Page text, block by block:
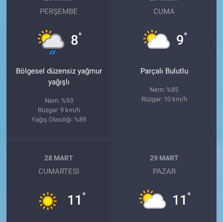
PERŞEMBE
8°
Bölgesel düzensiz yağmur
yağışlı
Nem: %93
Rüzgar: 9 km/h
Yağış Olasılığı: %89
CUMA
9°
Parçalı Bulutlu
Nem: %85
Rüzgar: 10 km/h
28 MART
CUMARTESI
11 °
29 MART
PAZAR
11 °